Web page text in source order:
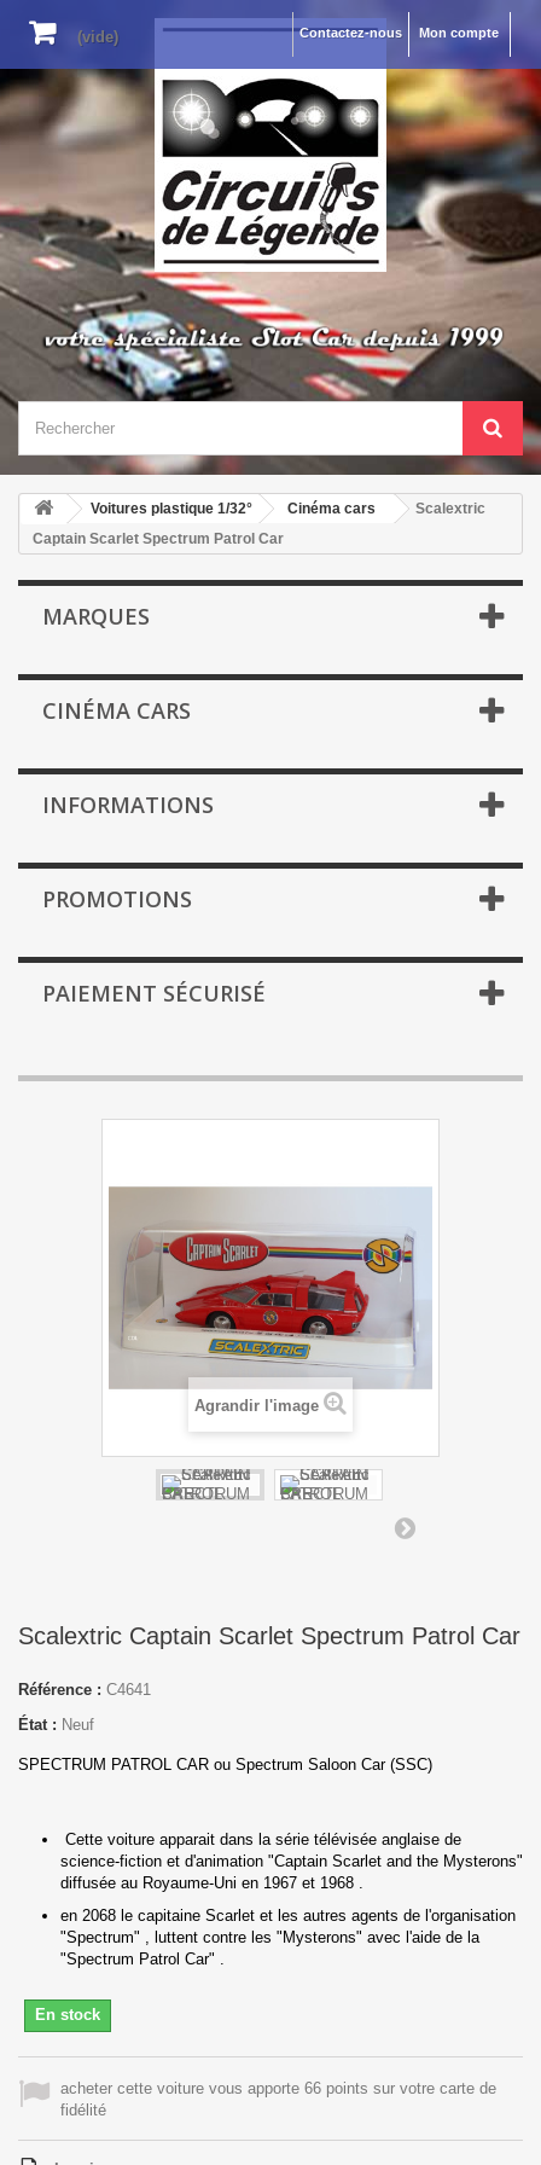
Mon compte
Contactez-nous
(vide)
Voitures plastique 1/32° Cinéma cars
Scalextric
Captain Scarlet Spectrum Patrol Car
MARQUES
CINÉMA CARS
INFORMATIONS
PROMOTIONS
PAIEMENT SÉCURISÉ
Agrandir l'image
Scalextric Captain Scarlet Spectrum Patrol Car
Référence : C4641
État : Neuf
SPECTRUM PATROL CAR ou Spectrum Saloon Car (SSC)
Cette voiture apparait dans la série télévisée anglaise de
science-fiction et d'animation "Captain Scarlet and the Mysterons"
diffusée au Royaume-Uni en 1967 et 1968 .
en 2068 le capitaine Scarlet et les autres agents de l'organisation
"Spectrum" , luttent contre les "Mysterons" avec l'aide de la
"Spectrum Patrol Car" .
En stock
acheter cette voiture vous apporte 66 points sur votre carte de
fidélité